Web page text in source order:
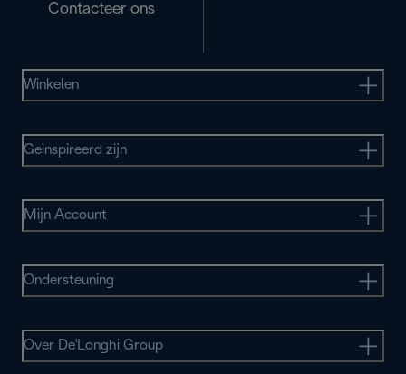
Contacteer ons
Winkelen
Geinspireerd zijn
Mijn Account
Ondersteuning
Over De'Longhi Group